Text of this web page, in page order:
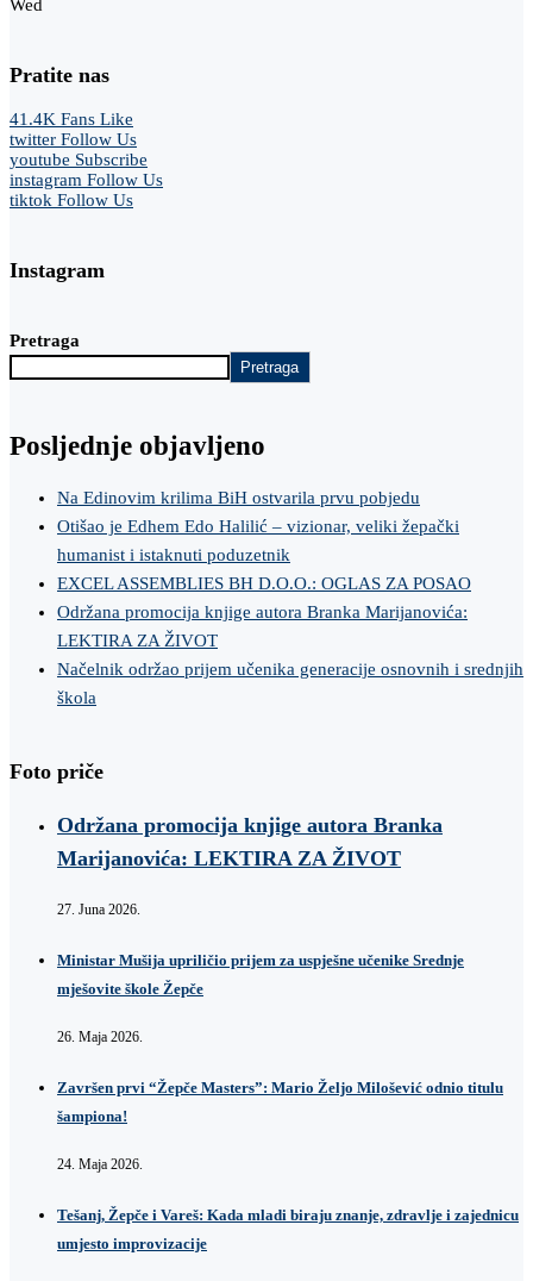
Wed
Pratite nas
41.4K Fans Like
twitter Follow Us
youtube Subscribe
instagram Follow Us
tiktok Follow Us
Instagram
Pretraga
Pretraga
Posljednje objavljeno
Na Edinovim krilima BiH ostvarila prvu pobjedu
Otišao je Edhem Edo Halilić – vizionar, veliki žepački
humanist i istaknuti poduzetnik
EXCEL ASSEMBLIES BH D.O.O.: OGLAS ZA POSAO
Održana promocija knjige autora Branka Marijanovića:
LEKTIRA ZA ŽIVOT
Načelnik održao prijem učenika generacije osnovnih i srednjih
škola
Foto priče
Održana promocija knjige autora Branka
Marijanovića: LEKTIRA ZA ŽIVOT
27. Juna 2026.
Ministar Mušija upriličio prijem za uspješne učenike Srednje
mješovite škole Žepče
26. Maja 2026.
Završen prvi “Žepče Masters”: Mario Željo Milošević odnio titulu
šampiona!
24. Maja 2026.
Tešanj, Žepče i Vareš: Kada mladi biraju znanje, zdravlje i zajednicu
umjesto improvizacije